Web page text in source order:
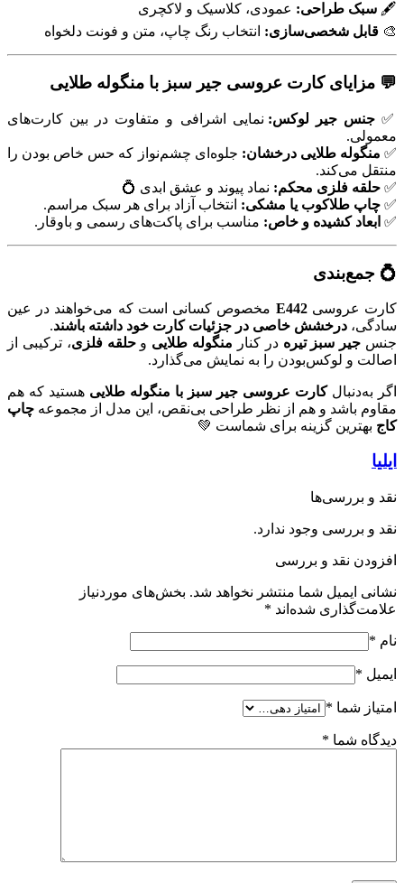
🖋️ سبک طراحی: عمودی، کلاسیک و لاکچری
🎨 قابل شخصی‌سازی: انتخاب رنگ چاپ، متن و فونت دلخواه
💬 مزایای کارت عروسی جیر سبز با منگوله طلایی
✅جنس جیر لوکس: نمایی اشرافی و متفاوت در بین کارت‌های
معمولی.
✅ منگوله طلایی درخشان: جلوه‌ای چشم‌نواز که حس خاص بودن را
منتقل می‌کند.
✅ حلقه فلزی محکم: نماد پیوند و عشق ابدی 💍
✅ چاپ طلاکوب یا مشکی: انتخاب آزاد برای هر سبک مراسم.
✅ ابعاد کشیده و خاص: مناسب برای پاکت‌های رسمی و باوقار.
💍 جمع‌بندی
کارت عروسیE442 مخصوص کسانی است که می‌خواهند در عین
سادگی، درخشش خاصی در جزئیات کارت خود داشته باشند.
جنس جیر سبز تیره در کنار منگوله طلایی وحلقه فلزی، ترکیبی از
اصالت و لوکس‌بودن را به نمایش می‌گذارد.
اگر به‌دنبالکارت عروسی جیر سبز با منگوله طلایی هستید که هم
مقاوم باشد و هم از نظر طراحی بی‌نقص، این مدل از مجموعه چاپ
کاج بهترین گزینه برای شماست 💚
ایلیا
نقد و بررسی‌ها
نقد و بررسی وجود ندارد.
افزودن نقد و بررسی
نشانی ایمیل شما منتشر نخواهد شد. بخش‌های موردنیاز
علامت‌گذاری شده‌اند *
نام *
ایمیل *
امتیاز شما *
دیدگاه شما *